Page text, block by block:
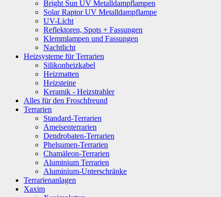
Bright Sun UV Metalldampflampen
Solar Raptor UV Metalldampflampe
UV-Licht
Reflektoren, Spots + Fassungen
Klemmlampen und Fassungen
Nachtlicht
Heizsysteme für Terrarien
Silikonheizkabel
Heizmatten
Heizsteine
Keramik - Heizstrahler
Alles für den Froschfreund
Terrarien
Standard-Terrarien
Ameisenterrarien
Dendrobaten-Terrarien
Phelsumen-Terrarien
Chamäleon-Terrarien
Aluminium Terrarien
Aluminium-Unterschränke
Terrarienanlagen
Xaxim